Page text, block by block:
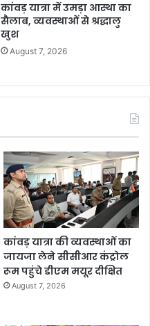
कांवड़ यात्रा में उमड़ा आस्था का
सैलाब, व्यवस्थाओं से श्रद्धालु
खुश
August 7, 2026
कांवड़ यात्रा की व्यवस्थाओं का
जायजा लेने सीसीआर कंट्रोल
रूम पहुंचे डीएम मयूर दीक्षित
August 7, 2026